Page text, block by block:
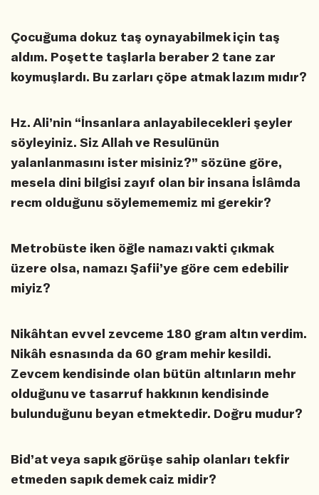
Çocuğuma dokuz taş oynayabilmek için taş
aldım. Poşette taşlarla beraber 2 tane zar
koymuşlardı. Bu zarları çöpe atmak lazım mıdır?
Hz. Ali’nin “İnsanlara anlayabilecekleri şeyler
söyleyiniz. Siz Allah ve Resulünün
yalanlanmasını ister misiniz?” sözüne göre,
mesela dini bilgisi zayıf olan bir insana İslâmda
recm olduğunu söylemememiz mi gerekir?
Metrobüste iken öğle namazı vakti çıkmak
üzere olsa, namazı Şafii’ye göre cem edebilir
miyiz?
Nikâhtan evvel zevceme 180 gram altın verdim.
Nikâh esnasında da 60 gram mehir kesildi.
Zevcem kendisinde olan bütün altınların mehr
olduğunu ve tasarruf hakkının kendisinde
bulunduğunu beyan etmektedir. Doğru mudur?
Bid’at veya sapık görüşe sahip olanları tekfir
etmeden sapık demek caiz midir?